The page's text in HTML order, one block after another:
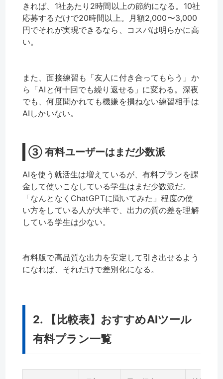
きれば、1社あたり2時間以上の節約になる。10社
応募するだけで20時間以上。月額2,000〜3,000
円でそれが実現できるなら、コスパは明らかに高
い。
また、面接練習も「友人に付き合ってもらう」か
ら「AIと何十回でも繰り返せる」に変わる。深夜
でも、何度聞かれても機嫌を損ねない練習相手は
AIしかいない。
③ 有料ユーザーはまだ少数派
AIを使う就活生は増えているが、有料プランを課
金して使いこなしている学生はまだ少数派だ。
「なんとなくChatGPTに聞いてみた」程度の使
い方をしている人が大半で、出力の質の差を理解
している学生は少ない。
有料版で高品質な出力を安定して引き出せるよう
になれば、それだけで差別化になる。
2. 【比較表】おすすめAIツール
有料プラン一覧